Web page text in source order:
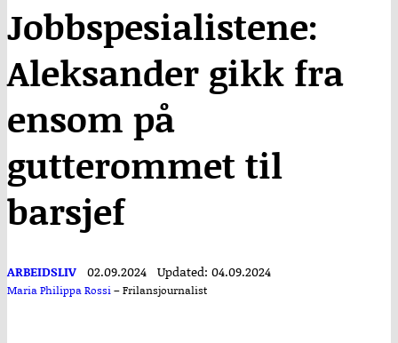
Jobbspesialistene:
Aleksander gikk fra
ensom på
gutterommet til
barsjef
ARBEIDSLIV 02.09.2024 Updated: 04.09.2024
Maria Philippa Rossi–Frilansjournalist